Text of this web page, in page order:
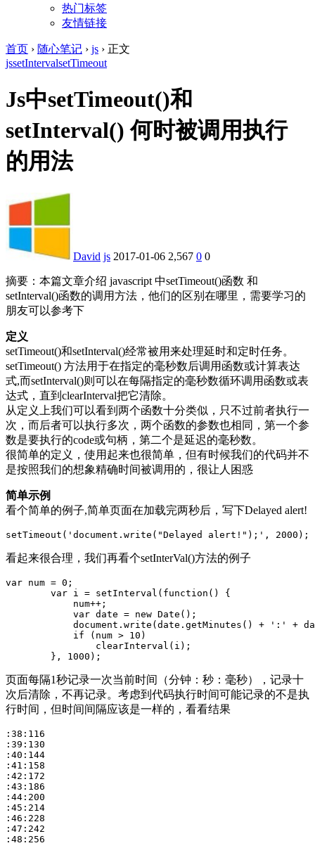
热门标签
友情链接
首页 › 随心笔记 › js › 正文
jssetIntervalsetTimeout
Js中setTimeout()和
setInterval() 何时被调用执行
的用法
David js 2017-01-06 2,567 0 0
摘要： 本篇文章介绍 javascript 中setTimeout()函数 和
setInterval()函数的调用方法，他们的区别在哪里，需要学习的
朋友可以参考下
定义
setTimeout()和setInterval()经常被用来处理延时和定时任务。
setTimeout() 方法用于在指定的毫秒数后调用函数或计算表达
式,而setInterval()则可以在每隔指定的毫秒数循环调用函数或表
达式，直到clearInterval把它清除。
从定义上我们可以看到两个函数十分类似，只不过前者执行一
次，而后者可以执行多次，两个函数的参数也相同，第一个参
数是要执行的code或句柄，第二个是延迟的毫秒数。
很简单的定义，使用起来也很简单，但有时候我们的代码并不
是按照我们的想象精确时间被调用的，很让人困惑
简单示例
看个简单的例子,简单页面在加载完两秒后，写下Delayed alert!
setTimeout('document.write("Delayed alert!");', 2000);
看起来很合理，我们再看个setInterVal()方法的例子
var num = 0;
        var i = setInterval(function() {
            num++;
            var date = new Date();
document.write(date.getMinutes() + ':' +
            if (num > 10)
                clearInterval(i);
        }, 1000);
页面每隔1秒记录一次当前时间（分钟：秒：毫秒），记录十
次后清除，不再记录。考虑到代码执行时间可能记录的不是执
行时间，但时间间隔应该是一样的，看看结果
:38:116
:39:130
:40:144
:41:158
:42:172
:43:186
:44:200
:45:214
:46:228
:47:242
:48:256